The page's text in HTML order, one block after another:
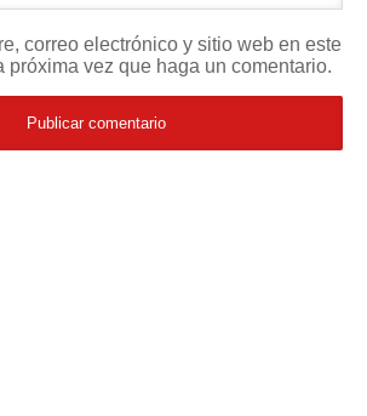
correo electrónico y sitio web en este
próxima vez que haga un comentario.